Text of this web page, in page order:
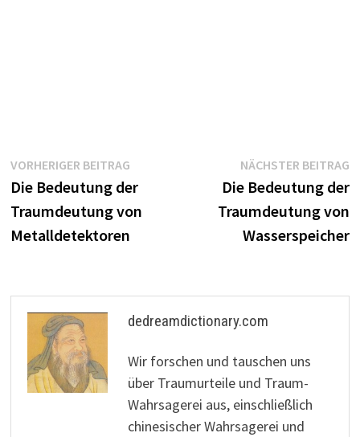
Beitragsnavigation
VORHERIGER BEITRAGVorheriger
Beitrag:
Die Bedeutung der
Traumdeutung von
Metalldetektoren
NÄCHSTER BEITRAG
Die Bedeutung der
Traumdeutung von
Wasserspeicher
dedreamdictionary.com
Wir forschen und tauschen uns
über Traumurteile und Traum-
Wahrsagerei aus, einschließlich
chinesischer Wahrsagerei und